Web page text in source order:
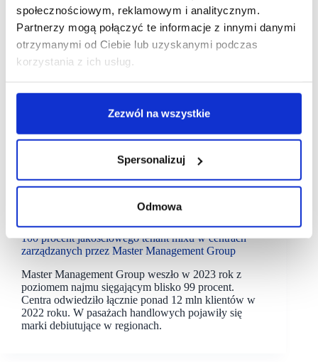
społecznościowym, reklamowym i analitycznym.
Partnerzy mogą połączyć te informacje z innymi danymi
otrzymanymi od Ciebie lub uzyskanymi podczas
korzystania z ich usług.
Zezwól na wszystkie
Spersonalizuj
Odmowa
Master Management Group
100 procent jakościowego tenant mixu w centrach
zarządzanych przez Master Management Group
Master Management Group weszło w 2023 rok z
poziomem najmu sięgającym blisko 99 procent.
Centra odwiedziło łącznie ponad 12 mln klientów w
2022 roku. W pasażach handlowych pojawiły się
marki debiutujące w regionach.